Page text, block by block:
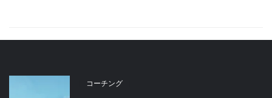
コーチング